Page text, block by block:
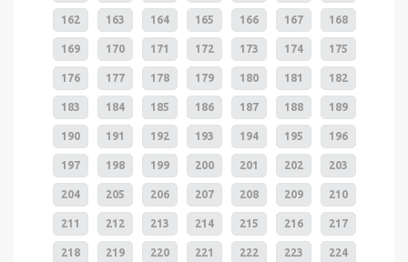
162 163 164 165 166 167 168
169 170 171 172 173 174 175
176 177 178 179 180 181 182
183 184 185 186 187 188 189
190 191 192 193 194 195 196
197 198 199 200 201 202 203
204 205 206 207 208 209 210
211 212 213 214 215 216 217
218 219 220 221 222 223 224